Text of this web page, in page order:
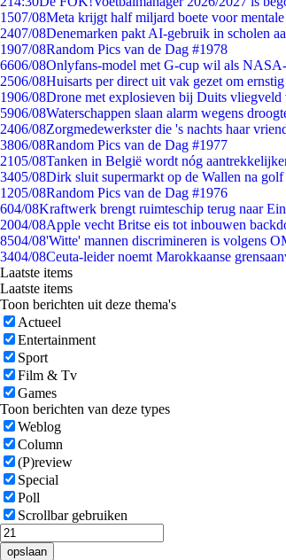
1507/08Meta krijgt half miljard boete voor
2407/08Denemarken pakt AI-gebruik in scholen
1907/08Random Pics van de Dag #1978
6606/08Onlyfans-model met G-cup wil als NASA-
2506/08Huisarts per direct uit vak gezet om
1906/08Drone met explosieven bij Duits vliegveld
5906/08Waterschappen slaan alarm wegens
2406/08Zorgmedewerkster die 's nachts haar
3806/08Random Pics van de Dag #1977
2105/08Tanken in België wordt nóg
3405/08Dirk sluit supermarkt op de Wallen na golf
1205/08Random Pics van de Dag #1976
604/08Kraftwerk brengt ruimteschip terug naar
2004/08Apple vecht Britse eis tot inbouwen
8504/08'Witte' mannen discrimineren is volgens
3404/08Ceuta-leider noemt Marokkaanse
Laatste items
Laatste items
Toon berichten uit deze thema's
Actueel
Entertainment
Sport
Film & Tv
Games
Toon berichten van deze types
Weblog
Column
(P)review
Special
Poll
Scrollbar gebruiken
opslaan